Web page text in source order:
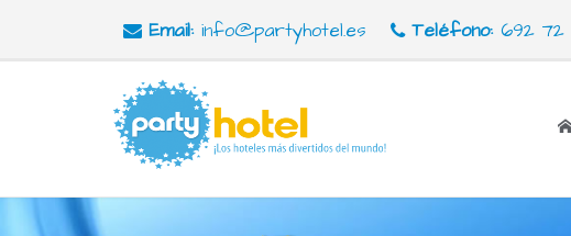
Email:info@partyhotel.es Teléfono:692 72